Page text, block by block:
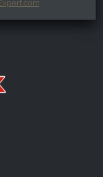
- Den neuen Harz